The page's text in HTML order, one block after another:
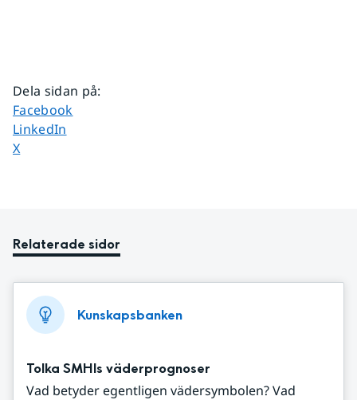
Dela sidan på:
Dela sidan på
Facebook
Dela sidan på
LinkedIn
Dela sidan på
X
Relaterade sidor
Kunskapsbanken
Tolka SMHIs väderprognoser
Vad betyder egentligen vädersymbolen? Vad